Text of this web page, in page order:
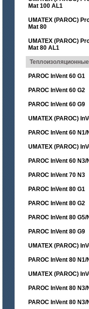
Mat 100 AL1
UMATEX (PAROC)
Mat 80
UMATEX (PAROC)
Mat 80 AL1
PAROC InVent 60 G1
PAROC InVent 60 G2
PAROC InVent 60 G9
UMATEX (PAROC)
PAROC InVent 60 N1/
UMATEX (PAROC)
PAROC InVent 60 N3/
PAROC InVent 70 N3
PAROC InVent 80 G1
PAROC InVent 80 G2
PAROC InVent 80 G5/
PAROC InVent 80 G9
UMATEX (PAROC)
PAROC InVent 80 N1/
UMATEX (PAROC)
PAROC InVent 80 N3/
PAROC InVent 80 N3/